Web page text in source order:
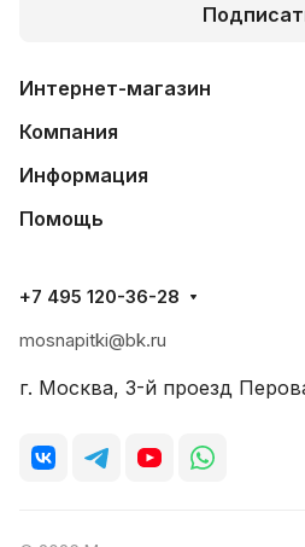
Интернет-магазин
Компания
Информация
Помощь
+7 495 120-36-28
mosnapitki@bk.ru
г. Москва, 3-й проезд